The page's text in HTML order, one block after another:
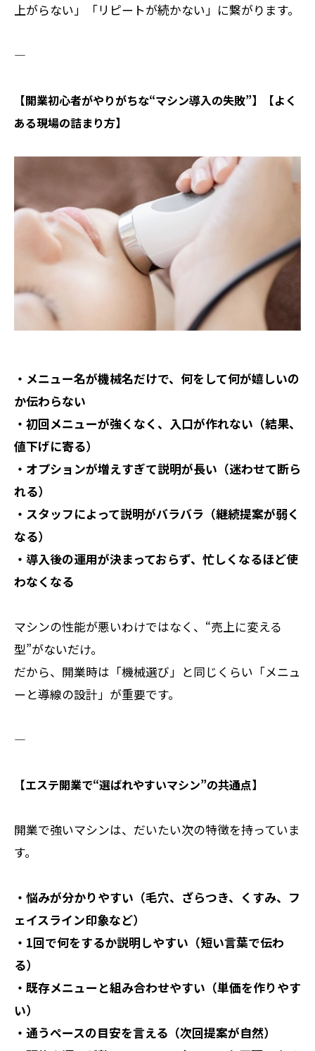
上がらない」「リピートが続かない」に繋がります。
――――――――――
【開業初心者がやりがちな“マシン導入の失敗”】【よく
ある現場の詰まり方】
・メニュー名が機械名だけで、何をして何が嬉しいの
か伝わらない
・初回メニューが強くなく、入口が作れない（結果、
値下げに寄る）
・オプションが増えすぎて説明が長い（迷わせて断ら
れる）
・スタッフによって説明がバラバラ（継続提案が弱く
なる）
・導入後の運用が決まっておらず、忙しくなるほど使
わなくなる
マシンの性能が悪いわけではなく、“売上に変える
型”がないだけ。
だから、開業時は「機械選び」と同じくらい「メニュ
ーと導線の設計」が重要です。
――――――――――
【エステ開業で“選ばれやすいマシン”の共通点】
開業で強いマシンは、だいたい次の特徴を持っていま
す。
・悩みが分かりやすい（毛穴、ざらつき、くすみ、フ
ェイスライン印象など）
・1回で何をするか説明しやすい（短い言葉で伝わ
る）
・既存メニューと組み合わせやすい（単価を作りやす
い）
・通うペースの目安を言える（次回提案が自然）